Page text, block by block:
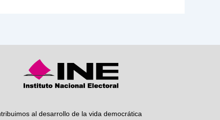
al desarrollo de la vida democrática